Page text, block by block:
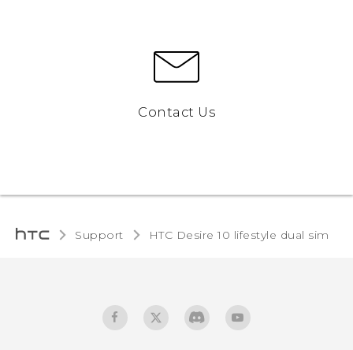
Contact Us
Support HTC Desire 10 lifestyle dual sim‎